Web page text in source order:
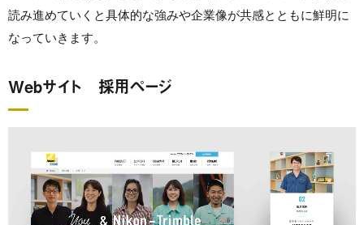
読み進めていくと具体的な強みや企業像が共感とともに鮮明に
なっていきます。
Webサイト 採用ページ